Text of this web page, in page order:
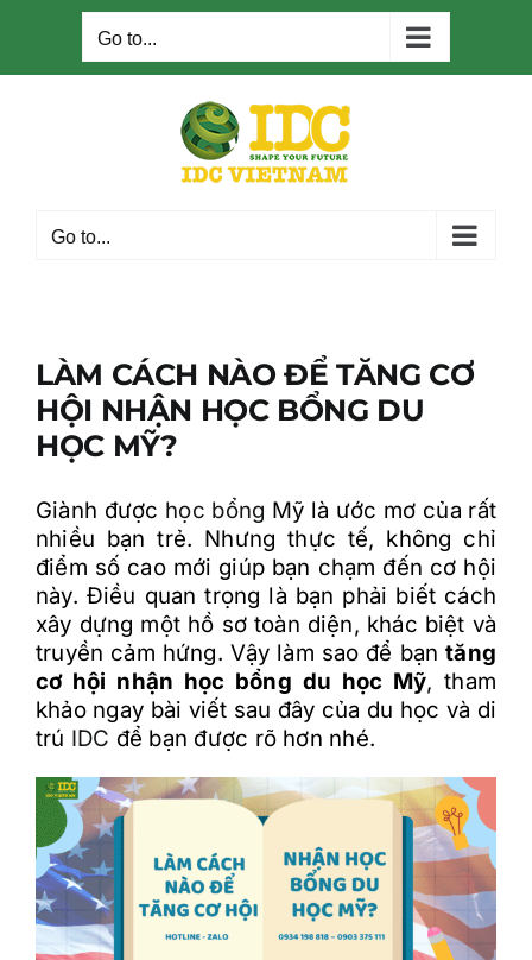
Go to...
Go to...
LÀM CÁCH NÀO ĐỂ TĂNG CƠ
HỘI NHẬN HỌC BỔNG DU
HỌC MỸ?
Giành được học bổng Mỹ là ước mơ của rất
nhiều bạn trẻ. Nhưng thực tế, không chỉ
điểm số cao mới giúp bạn chạm đến cơ hội
này. Điều quan trọng là bạn phải biết cách
xây dựng một hồ sơ toàn diện, khác biệt và
truyền cảm hứng. Vậy làm sao để bạntăng
cơ hội nhận học bổng du học Mỹ, tham
khảo ngay bài viết sau đây của du học và di
trú IDC để bạn được rõ hơn nhé.